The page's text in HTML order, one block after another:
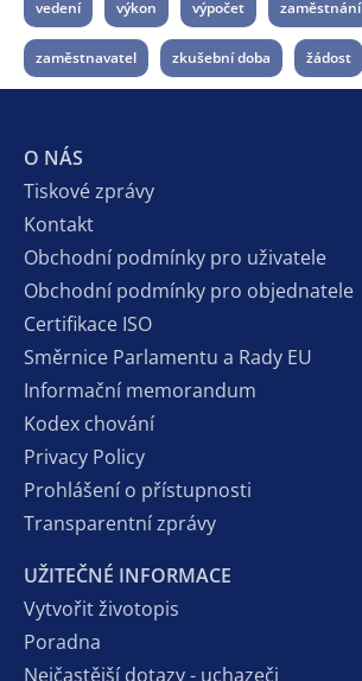
vedení výkon výpočet zaměstnání
zaměstnavatel zkušební doba žádost
O NÁS
Tiskové zprávy
Kontakt
Obchodní podmínky pro uživatele
Obchodní podmínky pro objednatele
Certifikace ISO
Směrnice Parlamentu a Rady EU
Informační memorandum
Kodex chování
Privacy Policy
Prohlášení o přístupnosti
Transparentní zprávy
UŽITEČNÉ INFORMACE
Vytvořit životopis
Poradna
Nejčastější dotazy - uchazeči